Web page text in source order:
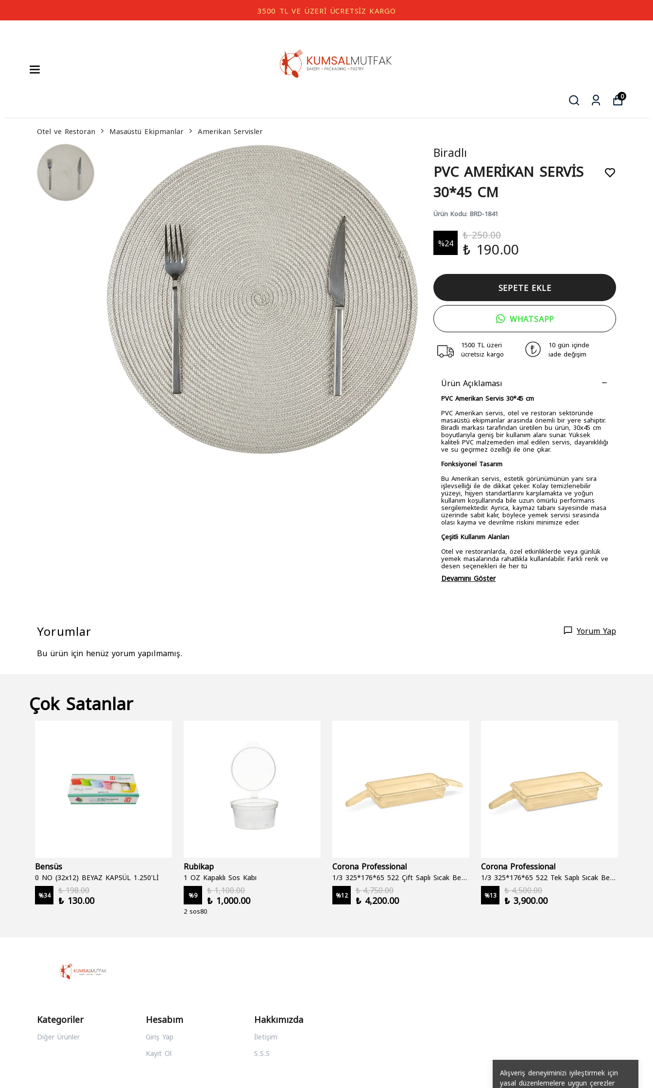
3500 TL VE ÜZERİ ÜCRETSİZ KARGO
0
Alışveriş deneyiminizi iyileştirmek için
yasal düzenlemelere uygun çerezler
Otel ve Restoran Masaüstü Ekipmanlar Amerikan Servisler
Biradlı
PVC AMERİKAN SERVİS
30*45 CM
Ürün Kodu: BRD-1841
%24
₺ 250.00
₺ 190.00
SEPETE EKLE
WHATSAPP
1500 TL üzeri
ücretsiz kargo
10 gün içinde
iade değişim
Ürün Açıklaması
PVC Amerikan Servis 30*45 cm
PVC Amerikan servis, otel ve restoran sektöründe
masaüstü ekipmanlar arasında önemli bir yere sahiptir.
Biradlı markası tarafından üretilen bu ürün, 30x45 cm
boyutlarıyla geniş bir kullanım alanı sunar. Yüksek
kaliteli PVC malzemeden imal edilen servis, dayanıklılığı
ve su geçirmez özelliği ile öne çıkar.
Fonksiyonel Tasarım
Bu Amerikan servis, estetik görünümünün yanı sıra
işlevselliği ile de dikkat çeker. Kolay temizlenebilir
yüzeyi, hijyen standartlarını karşılamakta ve yoğun
kullanım koşullarında bile uzun ömürlü performans
sergilemektedir. Ayrıca, kaymaz tabanı sayesinde masa
üzerinde sabit kalır, böylece yemek servisi sırasında
olası kayma ve devrilme riskini minimize eder.
Çeşitli Kullanım Alanları
Otel ve restoranlarda, özel etkinliklerde veya günlük
yemek masalarında rahatlıkla kullanılabilir. Farklı renk ve
desen seçenekleri ile her tü
Devamını Göster
Yorumlar Yorum Yap
Bu ürün için henüz yorum yapılmamış.
Çok Satanlar
Bensüs
0 NO (32x12) BEYAZ KAPSÜL 1.250'Lİ
%34
₺ 198.00
₺ 130.00
Rubikap
1 OZ Kapaklı Sos Kabı
%9
₺ 1,100.00
₺ 1,000.00
2 sos80
Corona Professional
1/3 325*176*65 522 Çift Saplı Sıcak Bekletme Tepsisi
%12
₺ 4,750.00
₺ 4,200.00
Corona Professional
1/3 325*176*65 522 Tek Saplı Sıcak Bekletme Tepsisi
%13
₺ 4,500.00
₺ 3,900.00
Kategoriler
Diğer Ürünler
Hesabım
Giriş Yap
Kayıt Ol
Hakkımızda
İletişim
S.S.S